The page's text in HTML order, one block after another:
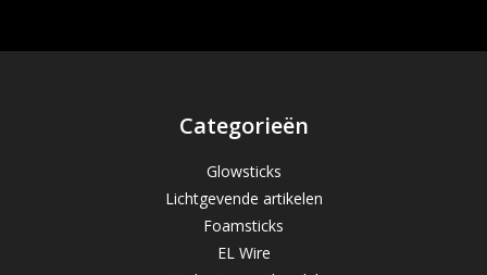
Categorieën
Glowsticks
Lichtgevende artikelen
Foamsticks
EL Wire